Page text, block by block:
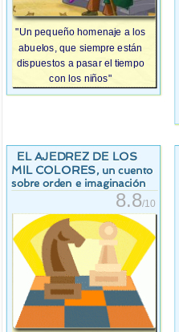
"Un pequeño homenaje a los
abuelos, que siempre están
dispuestos a pasar el tiempo
con los niños"
EL AJEDREZ DE LOS
MIL COLORES, un cuento
sobre orden e imaginación
8.8/10